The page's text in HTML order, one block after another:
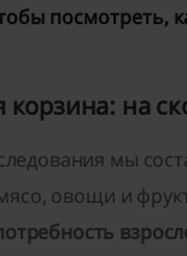
посмотреть,
корзина: на
мы
овощи и